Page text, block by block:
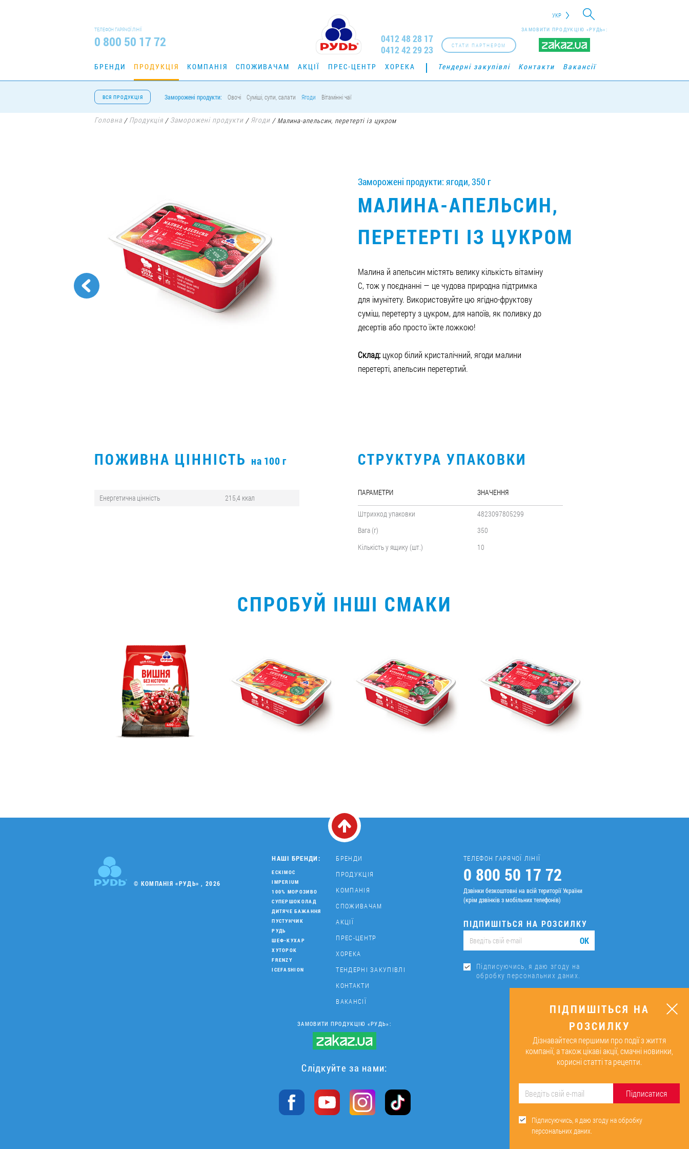
УКР
ТЕЛЕФОН ГАРЯЧОЇ ЛІНІЇ
0 800 50 17 72
ЗАМОВИТИ ПРОДУКЦІЮ «РУДЬ»:
СТАТИ ПАРТНЕРОМ
0412 48 28 17
0412 42 29 23
БРЕНДИ ПРОДУКЦІЯ КОМПАНІЯ СПОЖИВАЧАМ АКЦІЇ ПРЕС-ЦЕНТР ХОРЕКА Тендерні закупівлі Контакти Вакансії
ВСЯ ПРОДУКЦІЯ Заморожені продукти: Овочі Суміші, супи, салати Ягоди Вітамінні чаї
Головна / Продукція / Заморожені продукти / Ягоди /Малина-апельсин, перетерті із цукром
Заморожені продукти: ягоди, 350 г
МАЛИНА-АПЕЛЬСИН,
ПЕРЕТЕРТІ ІЗ ЦУКРОМ
Малина й апельсин містять велику кількість вітаміну
С, тож у поєднанні — це чудова природна підтримка
для імунітету. Використовуйте цю ягідно-фруктову
суміш, перетерту з цукром, для напоїв, як поливку до
десертів або просто їжте ложкою!
Склад: цукор білий кристалічний, ягоди малини
перетерті, апельсин перетертий.
ПОЖИВНА ЦІННІСТЬ на 100 г
Енергетична цінність 215,4 ккал
СТРУКТУРА УПАКОВКИ
ПАРАМЕТРИ ЗНАЧЕННЯ
Штрихкод упаковки
4823097805299
Вага (г)
350
Кількість у ящику (шт.)
10
СПРОБУЙ ІНШІ СМАКИ
© КОМПАНІЯ «РУДЬ» , 2026
НАШІ БРЕНДИ:
ЕСКІМОС
IMPERIUM
100% МОРОЗИВО
СУПЕРШОКОЛАД
ДИТЯЧЕ БАЖАННЯ
ПУСТУНЧИК
РУДЬ
ШЕФ-КУХАР
ХУТОРОК
FRENZY
ICEFASHION
БРЕНДИ
ПРОДУКЦІЯ
КОМПАНІЯ
СПОЖИВАЧАМ
АКЦІЇ
ПРЕС-ЦЕНТР
ХОРЕКА
ТЕНДЕРНІ ЗАКУПІВЛІ
КОНТАКТИ
ВАКАНСІЇ
ТЕЛЕФОН ГАРЯЧОЇ ЛІНІЇ
0 800 50 17 72
Дзвінки безкоштовні на всій території України
(крім дзвінків з мобільних телефонів)
ПІДПИШІТЬСЯ НА РОЗСИЛКУ
ОК
Підписуючись, я даю згоду на
обробку персональних даних.
ЗАМОВИТИ ПРОДУКЦІЮ «РУДЬ»:
Слідкуйте за нами:
ПІДПИШІТЬСЯ НА
РОЗСИЛКУ
Дізнавайтеся першими про події з життя
компанії, а також цікаві акції, смачні новинки,
корисні статті та рецепти.
Підписатися
Підписуючись, я даю згоду на обробку
персональних даних.